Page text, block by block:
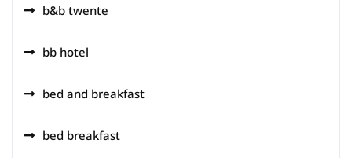
b&b twente
bb hotel
bed and breakfast
bed breakfast